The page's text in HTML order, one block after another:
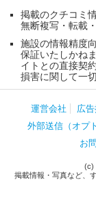
掲載のクチコミ
無断複写・転載
施設の情報精度
保証いたしかね
イトとの直接契
損害に関して一
運営会社 広
外部送信（オプ
お
(c)
掲載情報・写真など、